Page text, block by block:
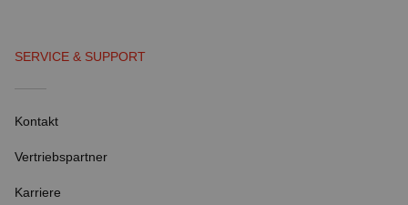
SERVICE & SUPPORT
Kontakt
Vertriebspartner
Karriere